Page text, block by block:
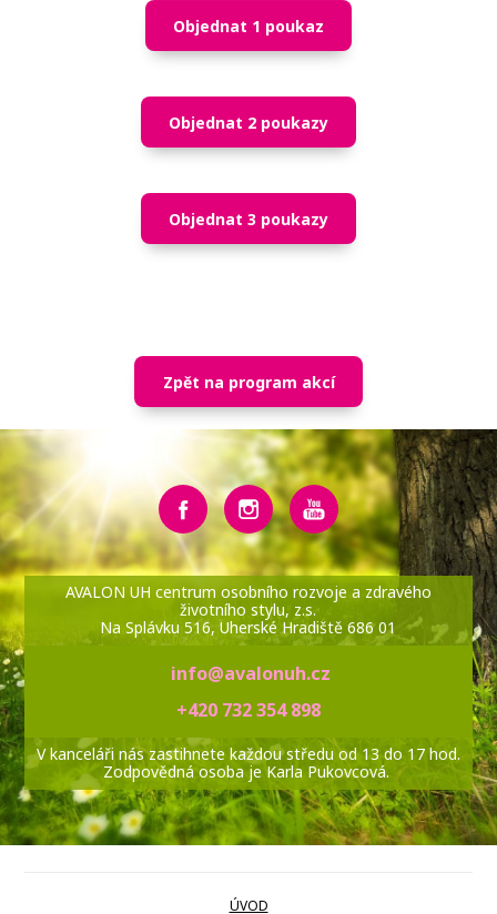
Objednat 1 poukaz
Objednat 2 poukazy
Objednat 3 poukazy
Zpět na program akcí
AVALON UH centrum osobního rozvoje a zdravého
životního stylu, z.s.
Na Splávku 516, Uherské Hradiště 686 01
info@avalonuh.cz
+420 732 354 898
V kanceláři nás zastihnete každou středu od 13 do 17 hod.
Zodpovědná osoba je Karla Pukovcová.
ÚVOD